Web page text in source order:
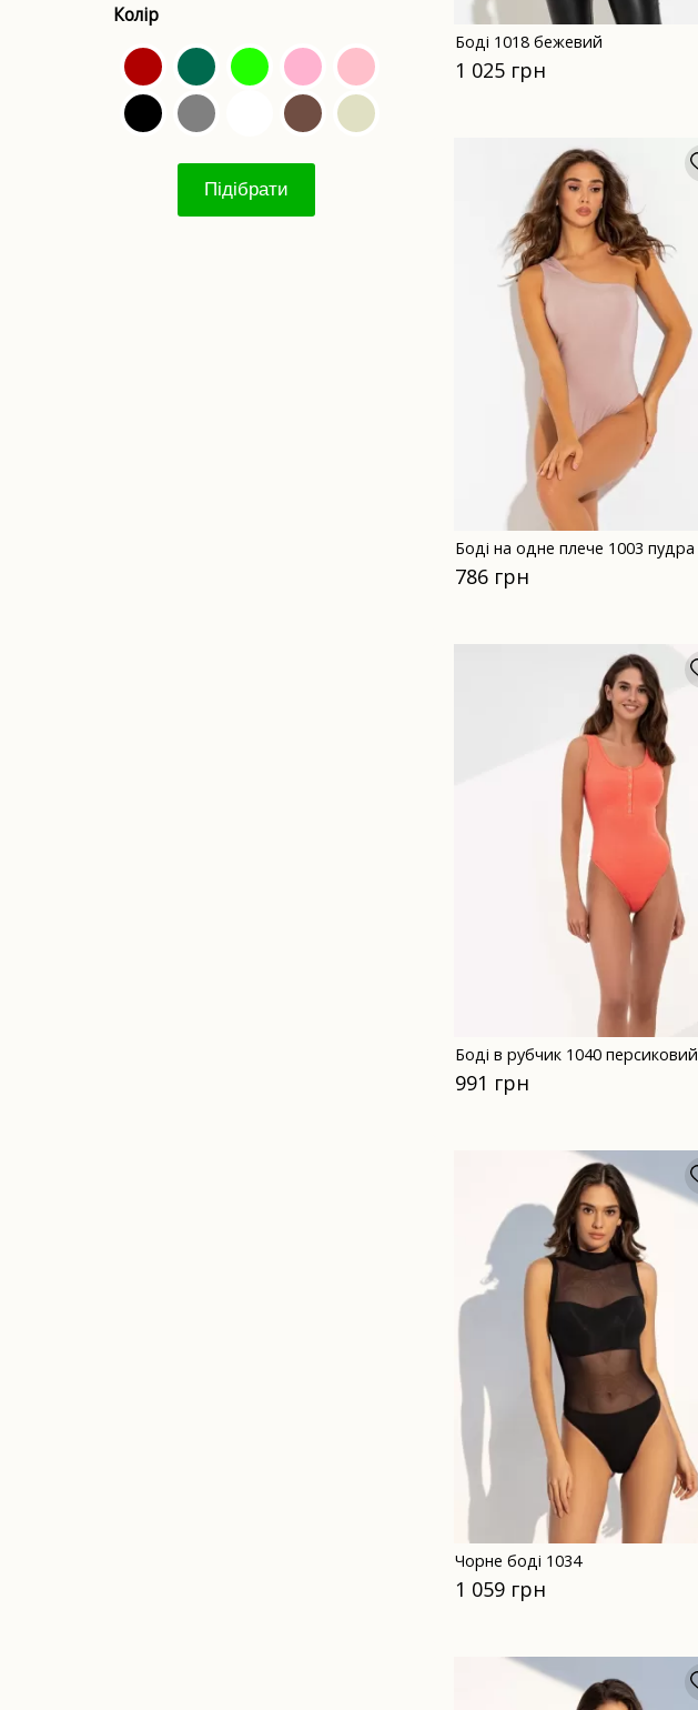
Колір
Підібрати
Боді 1018 бежевий
1 025 грн
Боді на одне плече 1003 пудра
786 грн
Боді в рубчик 1040 персиковий
991 грн
Чорне боді 1034
1 059 грн